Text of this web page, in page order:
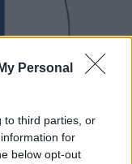
Personal
to third parties, or
for
below opt-out